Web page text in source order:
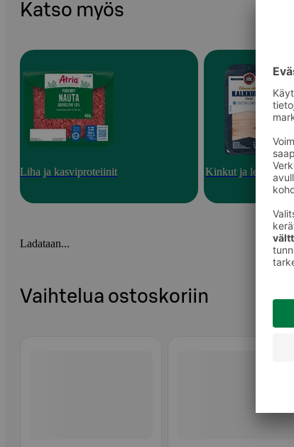
Katso myös
Liha ja kasviproteiinit Kinkut ja leikkeleet
Ladataan...
Vaihtelua ostoskoriin